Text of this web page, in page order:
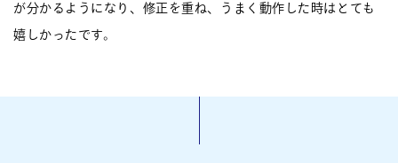
が分かるようになり、修正を重ね、うまく動作した時はとても
嬉しかったです。